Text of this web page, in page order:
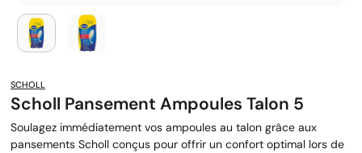
SCHOLL
Scholl Pansement Ampoules Talon 5
Soulagez immédiatement vos ampoules au talon grâce aux
pansements Scholl conçus pour offrir un confort optimal lors de